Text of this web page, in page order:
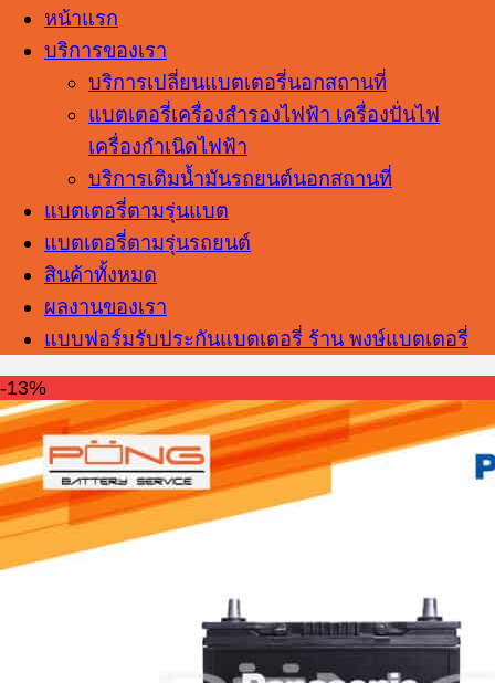
หน้าแรก
บริการของเรา
บริการเปลี่ยนแบตเตอรี่นอกสถานที่
แบตเตอรี่เครื่องสำรองไฟฟ้า เครื่องปั่นไฟ
เครื่องกำเนิดไฟฟ้า
บริการเติมน้ำมันรถยนต์นอกสถานที่
แบตเตอรี่ตามรุ่นแบต
แบตเตอรี่ตามรุ่นรถยนต์
สินค้าทั้งหมด
ผลงานของเรา
แบบฟอร์มรับประกันแบตเตอรี่ ร้าน พงษ์แบตเตอรี่
-13%